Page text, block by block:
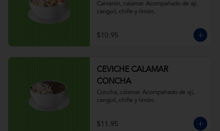
Camarón, calamar. Acompañado de ají,
canguil, chifle y limón.
$10.95
CEVICHE CALAMAR
CONCHA
Concha, calamar. Acompañado de ají,
canguil, chifle y limón.
$11.95